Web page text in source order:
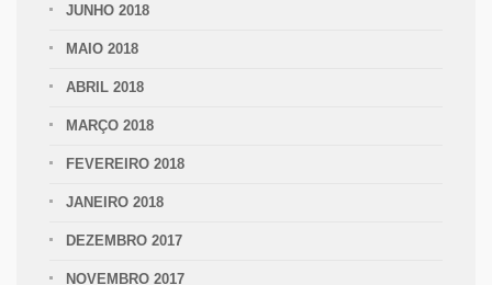
JUNHO 2018
MAIO 2018
ABRIL 2018
MARÇO 2018
FEVEREIRO 2018
JANEIRO 2018
DEZEMBRO 2017
NOVEMBRO 2017